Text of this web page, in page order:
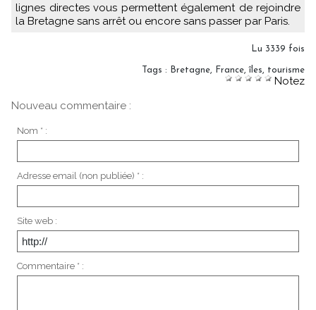
lignes directes vous permettent également de rejoindre
la Bretagne sans arrêt ou encore sans passer par Paris.
Lu 3339 fois
Tags : Bretagne, France,îles, tourisme
Notez
Nouveau commentaire :
Nom * :
Adresse email (non publiée) * :
Site web :
Commentaire * :